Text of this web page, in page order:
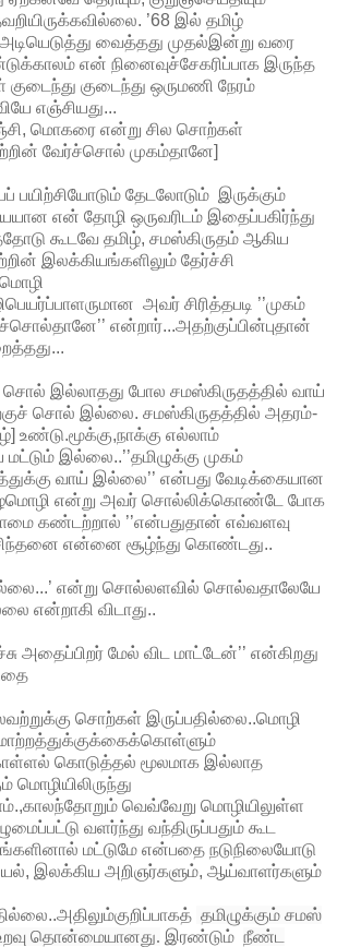
’68 இல் தமிழ்
வைத்தது முதல்இன்று வரை
என் நினைவுச்சேகரிப்பாக இருந்த
குடைந்து ஒருமணி நேரம்
எஞ்சியது...
மொகரை என்று சில சொற்கள்
வேர்ச்சொல் முகம்தானே]
பயிற்சியோடும் தேடலோடும் இருக்கும்
என் தோழி ஒருவரிடம் இதைப்பகிர்ந்து
கூடவே தமிழ், சமஸ்கிருதம் ஆகிய
இலக்கியங்களிலும் தேர்ச்சி
அவர் சிரித்தபடி ’’முகம்
என்றார்...அதற்குப்பின்புதான்
சொல் இல்லாதது போல சமஸ்கிருதத்தில் வாய்
சொல் இல்லை. சமஸ்கிருதத்தில் அதரம்-
உண்டு.மூக்கு,நாக்கு எல்லாம்
இல்லை..’’தமிழுக்கு முகம்
வாய் இல்லை’’ என்பது வேடிக்கையான
என்று அவர் சொல்லிக்கொண்டே போக
கண்டற்றால் ’’என்பதுதான் எவ்வளவு
என்னை சூழ்ந்து கொண்டது..
இல்லை...’ என்று சொல்லளவில் சொல்வதாலேயே
என்றாகி விடாது..
அதைப்பிறர் மேல் விட மாட்டேன்’’ என்கிறது
சொற்கள் இருப்பதில்லை..மொழி
கொடுத்தல் மூலமாக இல்லாத
காலந்தோறும் வெவ்வேறு மொழியிலுள்ள
வளர்ந்து வந்திருப்பதும் கூட
மட்டுமே என்பதை நடுநிலையோடு
இலக்கிய அறிஞர்களும், ஆய்வாளர்களும்
அதிலும்குறிப்பாகத் தமிழுக்கும் சமஸ்
தொன்மையானது. இரண்டும் நீண்ட